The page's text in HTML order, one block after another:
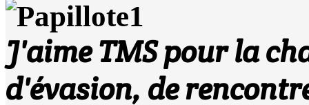
J'aime TMS pour la
d'évasion, de